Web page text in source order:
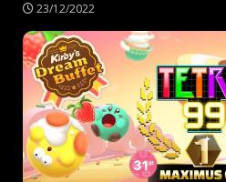
23/12/2022